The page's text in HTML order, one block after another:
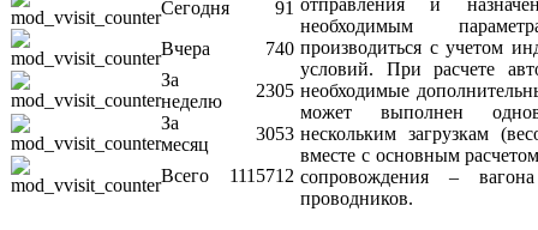
Сегодня
91
Вчера
740
За
неделю
2305
За
месяц
3053
Всего 1115712
отправления и
необходимым
производиться с учетом
условий. При расчете
необходимые
может выполнен
нескольким загрузкам
вместе с основным
сопровождения –
проводников.